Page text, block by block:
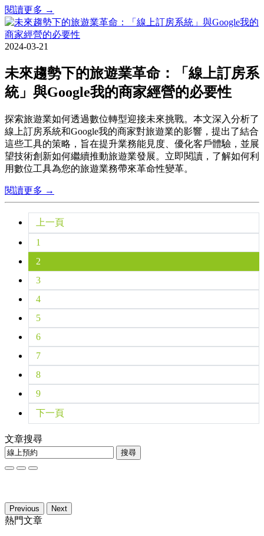
閱讀更多 →
2024-03-21
未來趨勢下的旅遊業革命：「線上訂房系
統」與Google我的商家經營的必要性
探索旅遊業如何透過數位轉型迎接未來挑戰。本文深入分析了
線上訂房系統和Google我的商家對旅遊業的影響，提出了結合
這些工具的策略，旨在提升業務能見度、優化客戶體驗，並展
望技術創新如何繼續推動旅遊業發展。立即閱讀，了解如何利
用數位工具為您的旅遊業務帶來革命性變革。
閱讀更多 →
上一頁
1
2
3
4
5
6
7
8
9
下一頁
文章搜尋
搜尋
Previous Next
熱門文章